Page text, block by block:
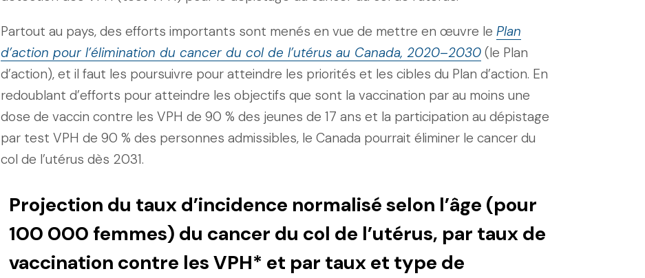
Partout au pays, des efforts importants sont menés en vue de mettre en œuvre le Plan
d’action pour l’élimination du cancer du col de l’utérus au Canada, 2020–2030 (le Plan
d’action), et il faut les poursuivre pour atteindre les priorités et les cibles du Plan d’action. En
redoublant d’efforts pour atteindre les objectifs que sont la vaccination par au moins une
dose de vaccin contre les VPH de 90 % des jeunes de 17 ans et la participation au dépistage
par test VPH de 90 % des personnes admissibles, le Canada pourrait éliminer le cancer du
col de l’utérus dès 2031.
Projection du taux d’incidence normalisé selon l’âge (pour
100 000 femmes) du cancer du col de l’utérus, par taux de
vaccination contre les VPH* et par taux et type de